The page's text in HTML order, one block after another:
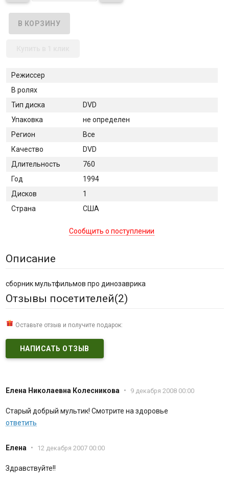
Режиссер
В ролях
Тип диска
DVD
Упаковка
не определен
Регион
Все
Качество
DVD
Длительность
760
Год
1994
Дисков
1
Страна
США
Сообщить о поступлении
Описание
сборник мультфильмов про динозаврика
Отзывы посетителей(2)
Оставьте отзыв и получите подарок:
НАПИСАТЬ ОТЗЫВ
Елена Николаевна Колесникова • 9 декабря 2008 00:00
Старый добрый мультик! Смотрите на здоровье
ответить
Елена • 12 декабря 2007 00:00
Здравствуйте!!